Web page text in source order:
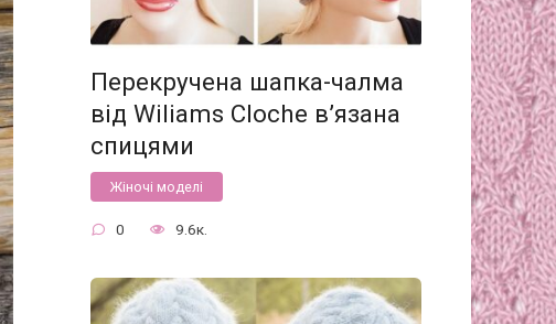
Перекручена шапка-чалма
від Wiliams Cloche в’язана
спицями
Жіночі моделі
0 9.6к.